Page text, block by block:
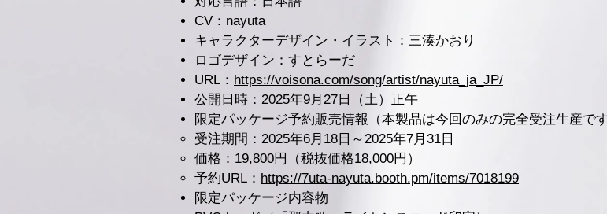
CV：nayuta
キャラクターデザイン・イラスト：三湊かおり
ロゴデザイン：すとらーだ
URL： https://voisona.com/song/artist/nayuta_ja_JP/
公開日時：2025年9月27日（土）正午
限定パッケージ予約販売情報（本製品は今回のみの完全受注生産です
受注期間：2025年6月18日～2025年7月31日
価格：19,800円（税抜価格18,000円）
予約URL： https://7uta-nayuta.booth.pm/items/7018199
限定パッケージ内容物